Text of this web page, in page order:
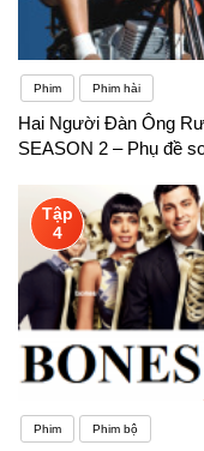
Phim Phim hài
Hai Người Đàn Ông
SEASON 2 – Phụ đề
Tập
4
Phim Phim bộ